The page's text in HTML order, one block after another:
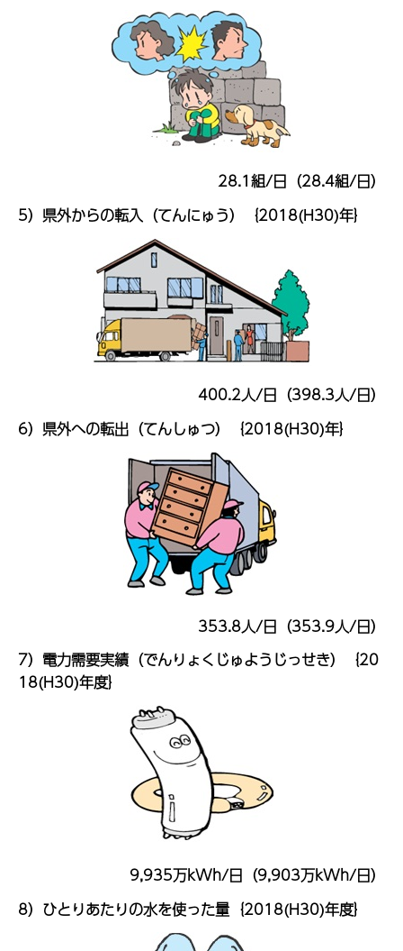
28.1組/日（28.4組/日）
5）県外からの転入（てんにゅう）｛2018(H30)年｝
400.2人/日（398.3人/日）
6）県外への転出（てんしゅつ）｛2018(H30)年｝
353.8人/日（353.9人/日）
7）電力需要実績（でんりょくじゅようじっせき）｛20
18(H30)年度｝
9,935万kWh/日（9,903万kWh/日）
8）ひとりあたりの水を使った量｛2018(H30)年度｝